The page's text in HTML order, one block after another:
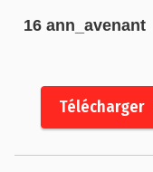
16 ann_avenant
Télécharger